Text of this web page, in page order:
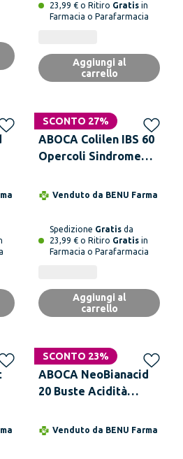
23,99 € o Ritiro Gratis in
Farmacia o Parafarmacia
Aggiungi al
carrello
SCONTO 27%
ABOCA Colilen IBS 60
Opercoli Sindrome
Irritabile
Venduto da BENU Farma
Spedizione Gratis da
23,99 € o Ritiro Gratis in
Farmacia o Parafarmacia
Aggiungi al
carrello
SCONTO 23%
ABOCA NeoBianacid
20 Buste Acidità
Digestive
Venduto da BENU Farma